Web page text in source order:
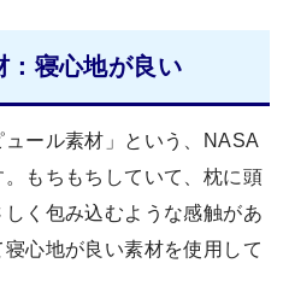
寝心地が良い
ール素材」という、NASA
もちもちしていて、枕に頭
く包み込むような感触があ
心地が良い素材を使用して